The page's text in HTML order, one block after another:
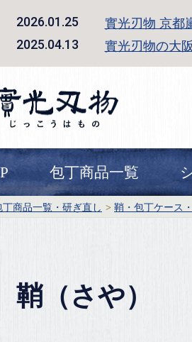
2026.01.25 實光刃物 京都
2025.04.13 實光刃物の大
包丁商品一覧
丁商品一覧・研ぎ直し 鞘・包丁ケース
鞘（さや）